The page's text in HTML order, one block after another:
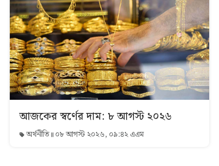
আজকের স্বর্ণের দাম: ৮ আগস্ট ২০২৬
অর্থনীতি ০৮ আগস্ট ২০২৬, ০৯:৪২ এএম